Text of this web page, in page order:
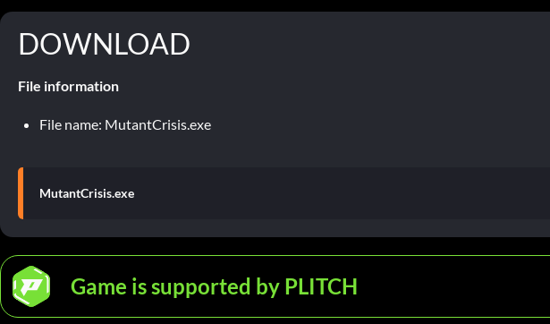
DOWNLOAD
File information
File name: MutantCrisis.exe
MutantCrisis.exe
Game is supported by PLITCH